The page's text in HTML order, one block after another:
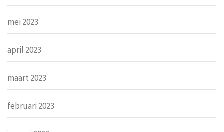
mei 2023
april 2023
maart 2023
februari 2023